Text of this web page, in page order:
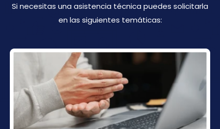
Si necesitas una asistencia técnica puedes solicitarla
en las siguientes temáticas: